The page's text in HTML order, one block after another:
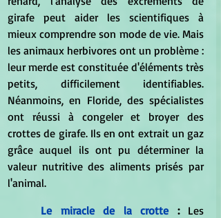
girafe peut aider les scientifiques à
mieux comprendre son mode de vie. Mais
les animaux herbivores ont un problème :
leur merde est constituée d'éléments très
petits, difficilement identifiables.
Néanmoins, en Floride, des spécialistes
ont réussi à congeler et broyer des
crottes de girafe. Ils en ont extrait un gaz
grâce auquel ils ont pu déterminer la
valeur nutritive des aliments prisés par
l'animal.
Le miracle de la crotte : Les